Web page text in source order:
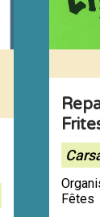
Fêtes